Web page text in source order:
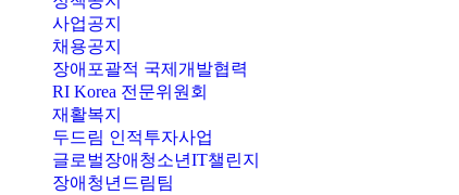
사업공지
채용공지
장애포괄적 국제개발협력
RI Korea 전문위원회
재활복지
두드림 인적투자사업
글로벌장애청소년IT챌린지
장애청년드림팀